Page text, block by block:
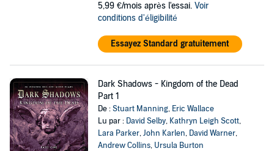
5,99 €/mois après l'essai. Voir
conditions d'éligibilité
Essayez Standard gratuitement
Dark Shadows - Kingdom of the Dead
Part 1
De :Stuart Manning, Eric Wallace
Lu par : David Selby, Kathryn Leigh Scott,
Lara Parker,John Karlen, David Warner,
Andrew Collins, Ursula Burton